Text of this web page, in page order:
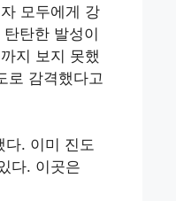
모두에게 강
탄한 발성이
지 보지 못했
로 감격했다고
다. 이미 진도
다. 이곳은